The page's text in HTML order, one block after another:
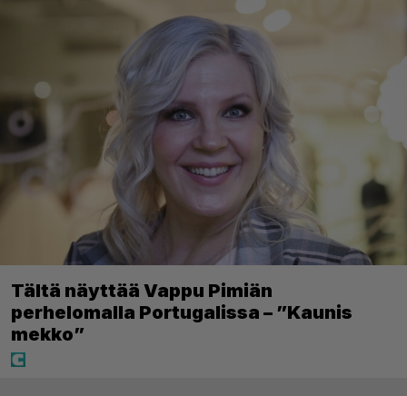
Tältä näyttää Vappu Pimiän
perhelomalla Portugalissa – ”Kaunis
mekko”